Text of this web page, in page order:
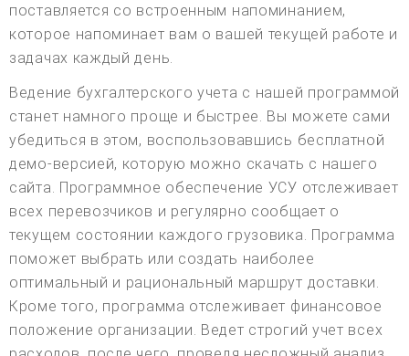
поставляется со встроенным напоминанием,
которое напоминает вам о вашей текущей работе и
задачах каждый день.
Ведение бухгалтерского учета с нашей программой
станет намного проще и быстрее. Вы можете сами
убедиться в этом, воспользовавшись бесплатной
демо-версией, которую можно скачать с нашего
сайта. Программное обеспечение УСУ отслеживает
всех перевозчиков и регулярно сообщает о
текущем состоянии каждого грузовика. Программа
поможет выбрать или создать наиболее
оптимальный и рациональный маршрут доставки.
Кроме того, программа отслеживает финансовое
положение организации. Ведет строгий учет всех